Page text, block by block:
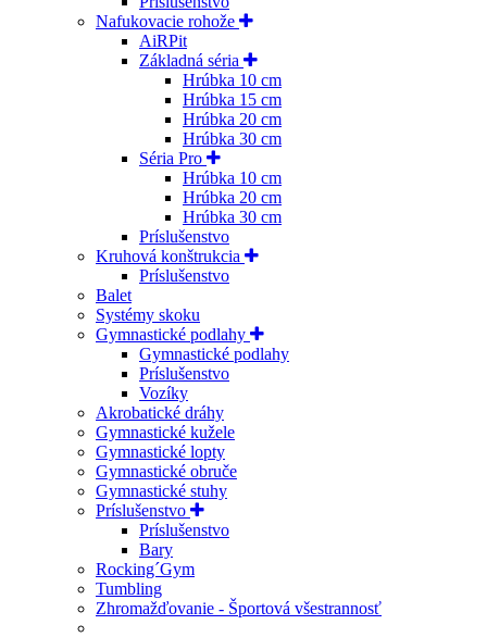
Nafukovacie rohože
AiRPit
Základná séria
Hrúbka 10 cm
Hrúbka 15 cm
Hrúbka 20 cm
Hrúbka 30 cm
Séria Pro
Hrúbka 10 cm
Hrúbka 20 cm
Hrúbka 30 cm
Príslušenstvo
Kruhová konštrukcia
Príslušenstvo
Balet
Systémy skoku
Gymnastické podlahy
Gymnastické podlahy
Príslušenstvo
Vozíky
Akrobatické dráhy
Gymnastické kužele
Gymnastické lopty
Gymnastické obruče
Gymnastické stuhy
Príslušenstvo
Príslušenstvo
Bary
Rocking´Gym
Tumbling
Zhromažďovanie - Športová všestrannosť